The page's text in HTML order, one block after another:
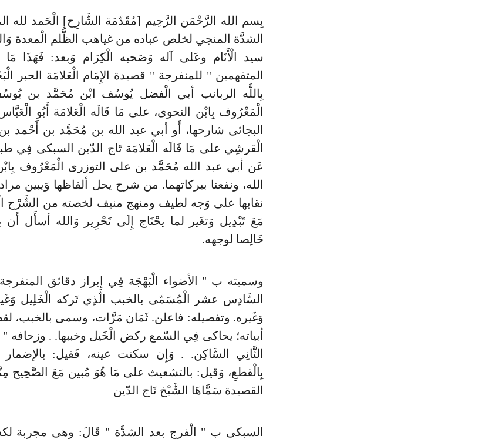
بِسم الله الرَّحْمَن الرَّحِيم [مُقَدّمَة الشَّارِح] الْحَمد لله
الشدَّة المنجي لخلص عباده من غياهب الظُّلم الْمعدة
سيد الْأَنَام وعَلى آله وَصَحبه الْكِرَام وَبعد: فَهَذَا
المتفهمين " للمنفرجة " قصيدة الإِمَام الْعَلامَة الحبر
بِاللَّه الربانب أبي الْفضل يُوسُف ابْن مُحَمَّد بن
الْمَعْرُوف بِابْن النحوى، على مَا قَالَه الْعَلامَة أَبُو
البجائى شارحها، أَو أبي عبد الله بن مُحَمَّد بن أَحْمد
الْقرشِي على مَا قَالَه الْعَلامَة تَاج الدّين السبكى فِي
عَن أبي عبد الله مُحَمَّد بن على التوزرى الْمَعْرُوف
الله، ونفعنا ببركاتهما. من شرح يحل ألفاظها وَيبين
نقابها على وَجه لطيف ومنهج منيف لخصته من الشَّرْح
مَعَ تَبْدِيل وَتغَير لما يحْتَاج إِلَى تَحْرِير وَالله أسأَل أَن
خَالِصا لوجهه.
وسميته ب " الأضواء الْبَهْجَة فِي إبراز دقائق
السَّادِس عشر الْمُسَمّى بالخبب الَّذِي تَركه الْخَلِيل
وَغَيره. وتفصيله: فاعلن. ثَمَان مَرَّات، وسمى بالخبب،
أبياته؛ يحاكى فِي السّمع ركض الْخَيل وخببها. .
الثَّانِي السَّاكِن. . وَإِن سكنت عينه، فَقيل: بالإضمار
بِالْقطعِ، وَقيل: بالتشعيث على مَا هُوَ مُبين مَعَ الصَّحِيح
القصيدة سَمَّاهَا الشَّيْخ تَاج الدّين
السبكى ب " الْفرج بعد الشدَّة " قَالَ: وهى مجربة